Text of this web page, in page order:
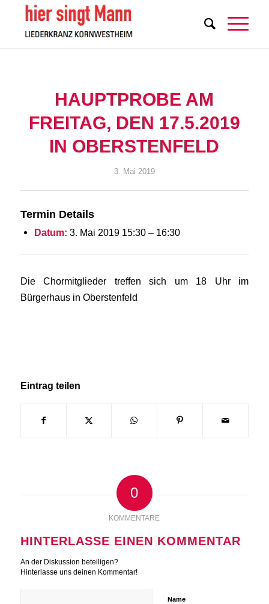
HAUPTPROBE AM
FREITAG, DEN 17.5.2019
IN OBERSTENFELD
3. Mai 2019
Termin Details
Datum: 3. Mai 2019 15:30– 16:30
Die Chormitglieder treffen sich um 18 Uhr im
Bürgerhaus in Oberstenfeld
Eintrag teilen
0
KOMMENTARE
HINTERLASSE EINEN KOMMENTAR
An der Diskussion beteiligen?
Hinterlasse uns deinen Kommentar!
Name